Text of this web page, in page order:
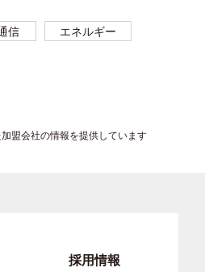
信 エネルギー
盟会社の情報を提供しています
採用情報